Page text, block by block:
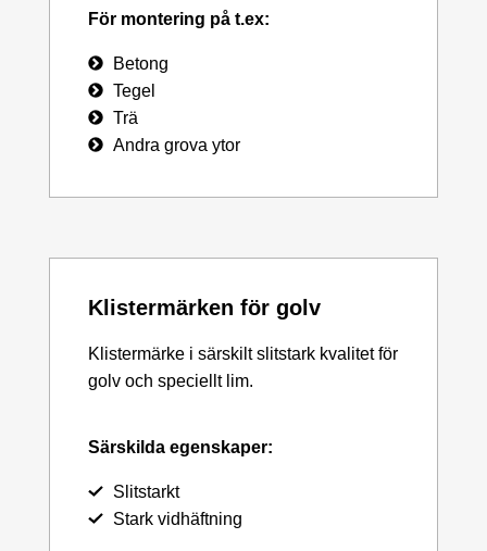
För montering på t.ex:
Betong
Tegel
Trä
Andra grova ytor
Klistermärken för golv
Klistermärke i särskilt slitstark kvalitet för
golv och speciellt lim.
Särskilda egenskaper:
Slitstarkt
Stark vidhäftning